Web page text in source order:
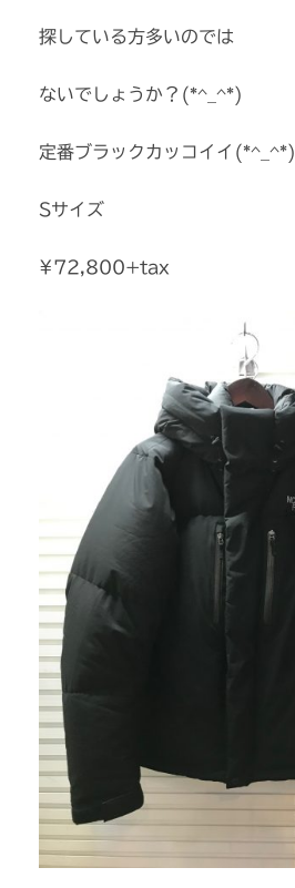
探している方多いのでは
ないでしょうか？(*^_^*)
定番ブラックカッコイイ(*^_^*)
Sサイズ
¥72,800+tax